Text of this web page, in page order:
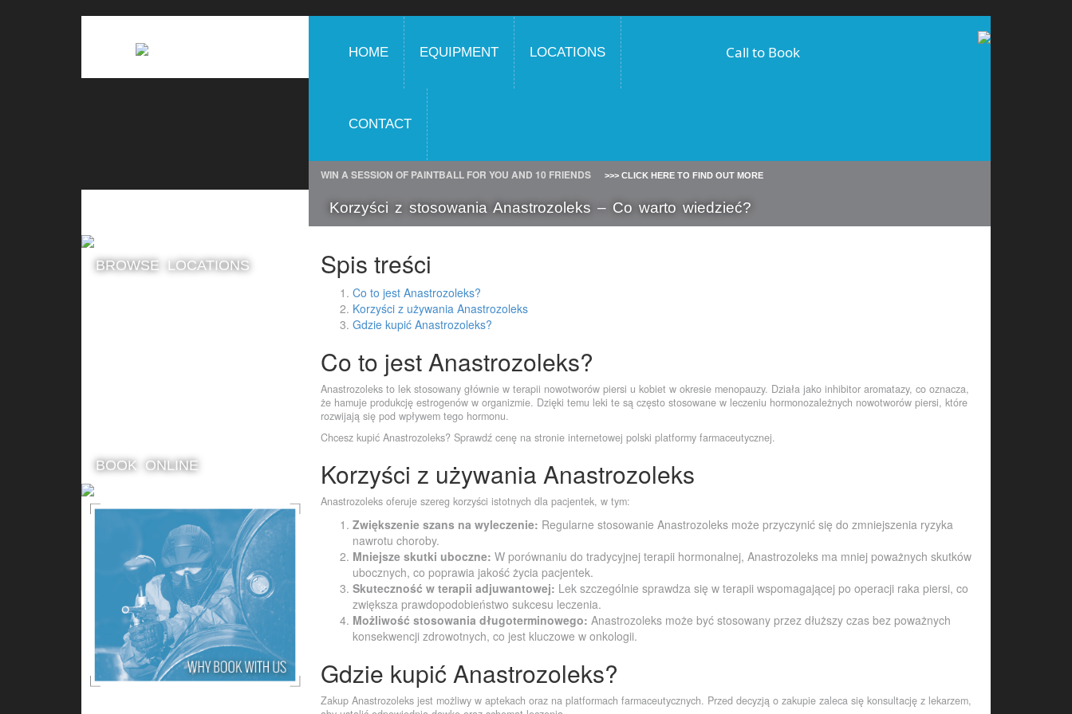
HOME EQUIPMENT LOCATIONS
CONTACT
Call to Book
WIN A SESSION OF PAINTBALL FOR YOU AND 10 FRIENDS >>> CLICK HERE TO FIND OUT MORE
BROWSE LOCATIONS
BOOK ONLINE
Korzyści z stosowania Anastrozoleks – Co warto wiedzieć?
Spis treści
Co to jest Anastrozoleks?
Korzyści z używania Anastrozoleks
Gdzie kupić Anastrozoleks?
Co to jest Anastrozoleks?
Anastrozoleks to lek stosowany głównie w terapii nowotworów piersi u kobiet w okresie menopauzy. Działa jako inhibitor aromatazy, co oznacza,
że hamuje produkcję estrogenów w organizmie. Dzięki temu leki te są często stosowane w leczeniu hormonozależnych nowotworów piersi, które
rozwijają się pod wpływem tego hormonu.
Chcesz kupić Anastrozoleks? Sprawdź cenę na stronie internetowej polski platformy farmaceutycznej.
Korzyści z używania Anastrozoleks
Anastrozoleks oferuje szereg korzyści istotnych dla pacjentek, w tym:
Zwiększenie szans na wyleczenie: Regularne stosowanie Anastrozoleks może przyczynić się do zmniejszenia ryzyka
nawrotu choroby.
Mniejsze skutki uboczne: W porównaniu do tradycyjnej terapii hormonalnej, Anastrozoleks ma mniej poważnych skutków
ubocznych, co poprawia jakość życia pacjentek.
Skuteczność w terapii adjuwantowej: Lek szczególnie sprawdza się w terapii wspomagającej po operacji raka piersi, co
zwiększa prawdopodobieństwo sukcesu leczenia.
Możliwość stosowania długoterminowego: Anastrozoleks może być stosowany przez dłuższy czas bez poważnych
konsekwencji zdrowotnych, co jest kluczowe w onkologii.
Gdzie kupić Anastrozoleks?
Zakup Anastrozoleks jest możliwy w aptekach oraz na platformach farmaceutycznych. Przed decyzją o zakupie zaleca się konsultację z lekarzem,